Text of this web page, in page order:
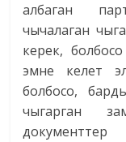
албаган
чычалаган
керек,
эмне келет
болбосо,
чыгарган